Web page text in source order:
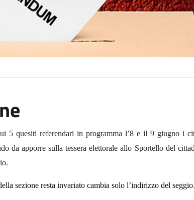
5 quesiti referendari in programma l’8 e il 9 giugno i
da apporre sulla tessera elettorale allo Sportello del
sezione resta invariato cambia solo l’indirizzo del seggio.